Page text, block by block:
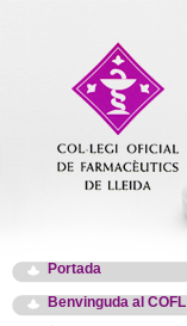
Portada
Benvinguda al COFL